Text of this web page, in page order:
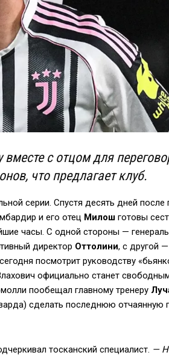
вместе с отцом для
что предлагает клуб.
серии. Спустя десять дней после
и его отец Милош готовы
часы. С одной стороны —
директор Оттолини, с другой
посмотрит руководству
официально станет
пообещал главному тренеру
сделать последнюю отчаянную
тосканский специалист. —